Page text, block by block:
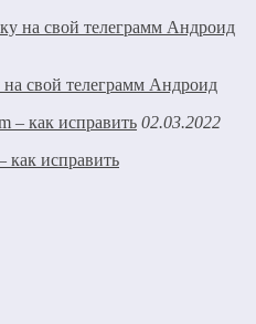
свой телеграмм Андроид
02.03.2022
как исправить